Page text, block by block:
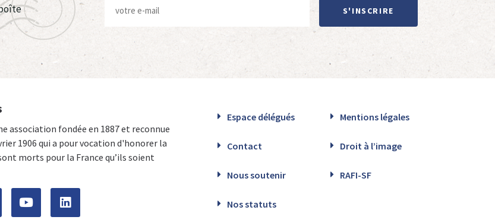
S'INSCRIRE
association fondée en 1887 et reconnue
1906 qui a pour vocation d'honorer la
morts pour la France qu’ils soient
Espace délégués Mentions légales
Contact Droit à l’image
Nous soutenir RAFI-SF
Nos statuts